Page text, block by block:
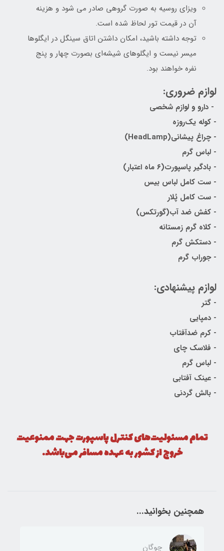
ویزای روسیه به صورت گروهی صادر می شود و هزینه
آن در قیمت تور لحاظ شده است.
توجه داشته باشید، امکان داشتن اتاق سینگل در ایگلوها
میسر نیست و ایگلوهای شیشه‌ای بصورت چهار و پنج
نفره خواهند بود.
لوازم ضروری:
- دارو و لوازم شخصی
- کوله یک‌روزه
- چراغ پیشانی(HeadLamp)
- لباس گرم
- بادگیر پاسپورت(۶ ماه اعتبار)
- ست کامل لباس بیس
- ست کامل پُلار
- کفش ضد آب(گورتکس)
- کلاه گرم زمستانه
- دستکش گرم
- جوراب گرم
لوازم پیشنهادی:
- گتر
- دمپایی
- کرم ضدآفتاب
- فلاسک چای
- لباس گرم
- عینک آفتابی
- بالش گردنی
تمام مسئولیت‌های کنترل پاسپورت جهت ممنوعیت
خروج از کشور به عهده مسافر می‌باشد.
همچنین بخوانید...
چوگان